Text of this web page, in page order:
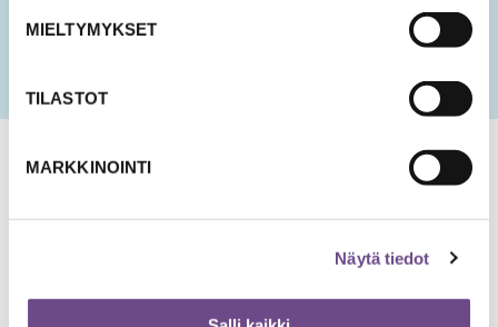
MIELTYMYKSET
TILASTOT
MARKKINOINTI
Näytä tiedot
PP
slash